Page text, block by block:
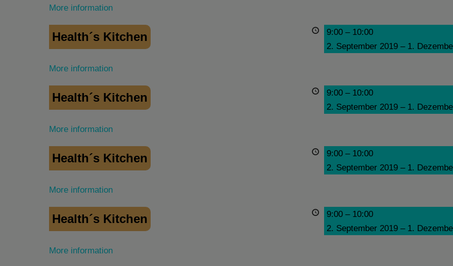
More information
Health´s Kitchen 9:00 – 10:00
2. September 2019 – 1.
More information
Health´s Kitchen 9:00 – 10:00
2. September 2019 – 1.
More information
Health´s Kitchen 9:00 – 10:00
2. September 2019 – 1.
More information
Health´s Kitchen 9:00 – 10:00
2. September 2019 – 1.
More information